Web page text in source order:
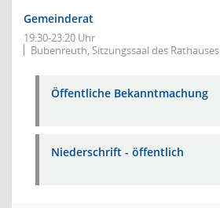
Gemeinderat
19:30-23:20 Uhr
Bubenreuth, Sitzungssaal des Rathauses
Öffentliche Bekanntmachung
Niederschrift - öffentlich